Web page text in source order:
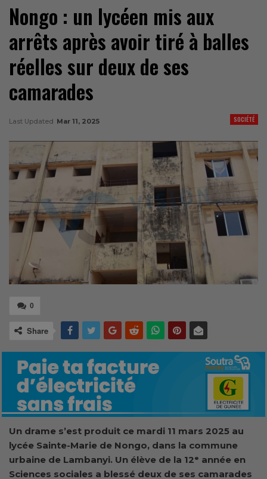
Nongo : un lycéen mis aux
arrêts après avoir tiré à balles
réelles sur deux de ses
camarades
SOCIÉTÉ
Last Updated Mar 11, 2025
0
Share
Un drame s’est produit ce mardi 11 mars 2025 au
lycée Sainte-Marie de Nongo, dans la commune
urbaine de Lambanyi. Un élève de la 12ᵉ année en
Sciences sociales a blessé deux de ses camarades